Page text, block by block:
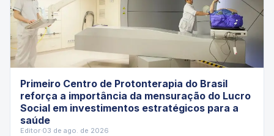
Primeiro Centro de Protonterapia do Brasil
reforça a importância da mensuração do Lucro
Social em investimentos estratégicos para a
saúde
Editor·03 de ago. de 2026